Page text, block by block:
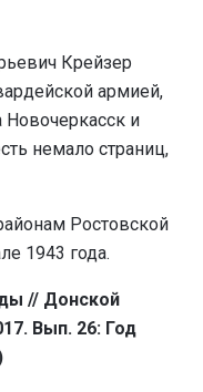
Крейзер
армией,
Новочеркасск и
немало страниц,
Ростовской
1943 года.
// Донской
Вып. 26: Год